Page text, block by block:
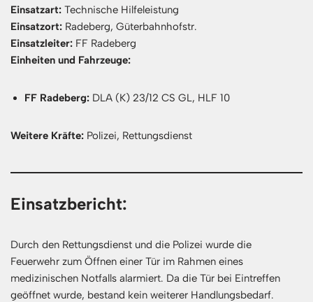
Einsatzart: Technische Hilfeleistung
Einsatzort: Radeberg, Güterbahnhofstr.
Einsatzleiter: FF Radeberg
Einheiten und Fahrzeuge:
FF Radeberg: DLA (K) 23/12 CS GL, HLF 10
Weitere Kräfte: Polizei, Rettungsdienst
Einsatzbericht:
Durch den Rettungsdienst und die Polizei wurde die
Feuerwehr zum Öffnen einer Tür im Rahmen eines
medizinischen Notfalls alarmiert. Da die Tür bei Eintreffen
geöffnet wurde, bestand kein weiterer Handlungsbedarf.